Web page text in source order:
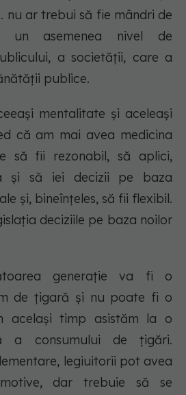
nu ar trebui să fie mândri de
un asemenea nivel de
a societății, care a
publice.
mentalitate și aceleași
că am mai avea medicina
să fii rezonabil, să aplici,
și să iei decizii pe baza
și, bineînțeles, să fii flexibil.
deciziile pe baza noilor
generație va fi o
de țigară și nu poate fi o
același timp asistăm la o
a consumului de țigări.
legiuitorii pot avea
dar trebuie să se